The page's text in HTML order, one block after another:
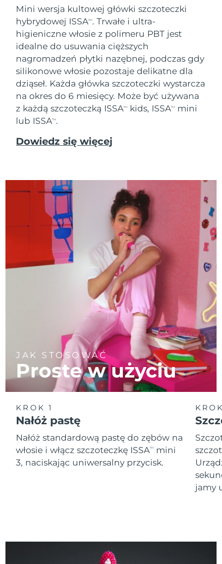
Mini wersja kultowej główki szczoteczki
hybrydowej ISSATM. Trwałe i ultra-
higieniczne włosie z polimeru PBT jest
idealne do usuwania cięższych
nagromadzeń płytki nazębnej, podczas gdy
silikonowe włosie pozostaje delikatne dla
dziąseł. Każda główka szczoteczki wystarcza
na okres do 6 miesięcy. Może być używana
z każdą szczoteczką ISSATM kids, ISSATM
mini
lub ISSATM.
Dowiedz się więcej
JAK STOSOWAĆ
Proste w użyciu
KROK 1
Nałóż pastę
Nałóż standardową pastę do zębów na
włosie i włącz szczoteczkę ISSATM
mini
3, naciskając uniwersalny przycisk.
jamy
Tajlandia
Oczekiwany czas dostawy
Turcja
Oczekiwany czas dostawy
Zjednoczone Emiraty
Arabskie
Oczekiwany czas dostawy
11/08/2026
Wielka Brytania
Oczekiwany czas dostawy
10/08/2026
Stany Zjednoczone
Oczekiwany czas dostawy
16/08/2026